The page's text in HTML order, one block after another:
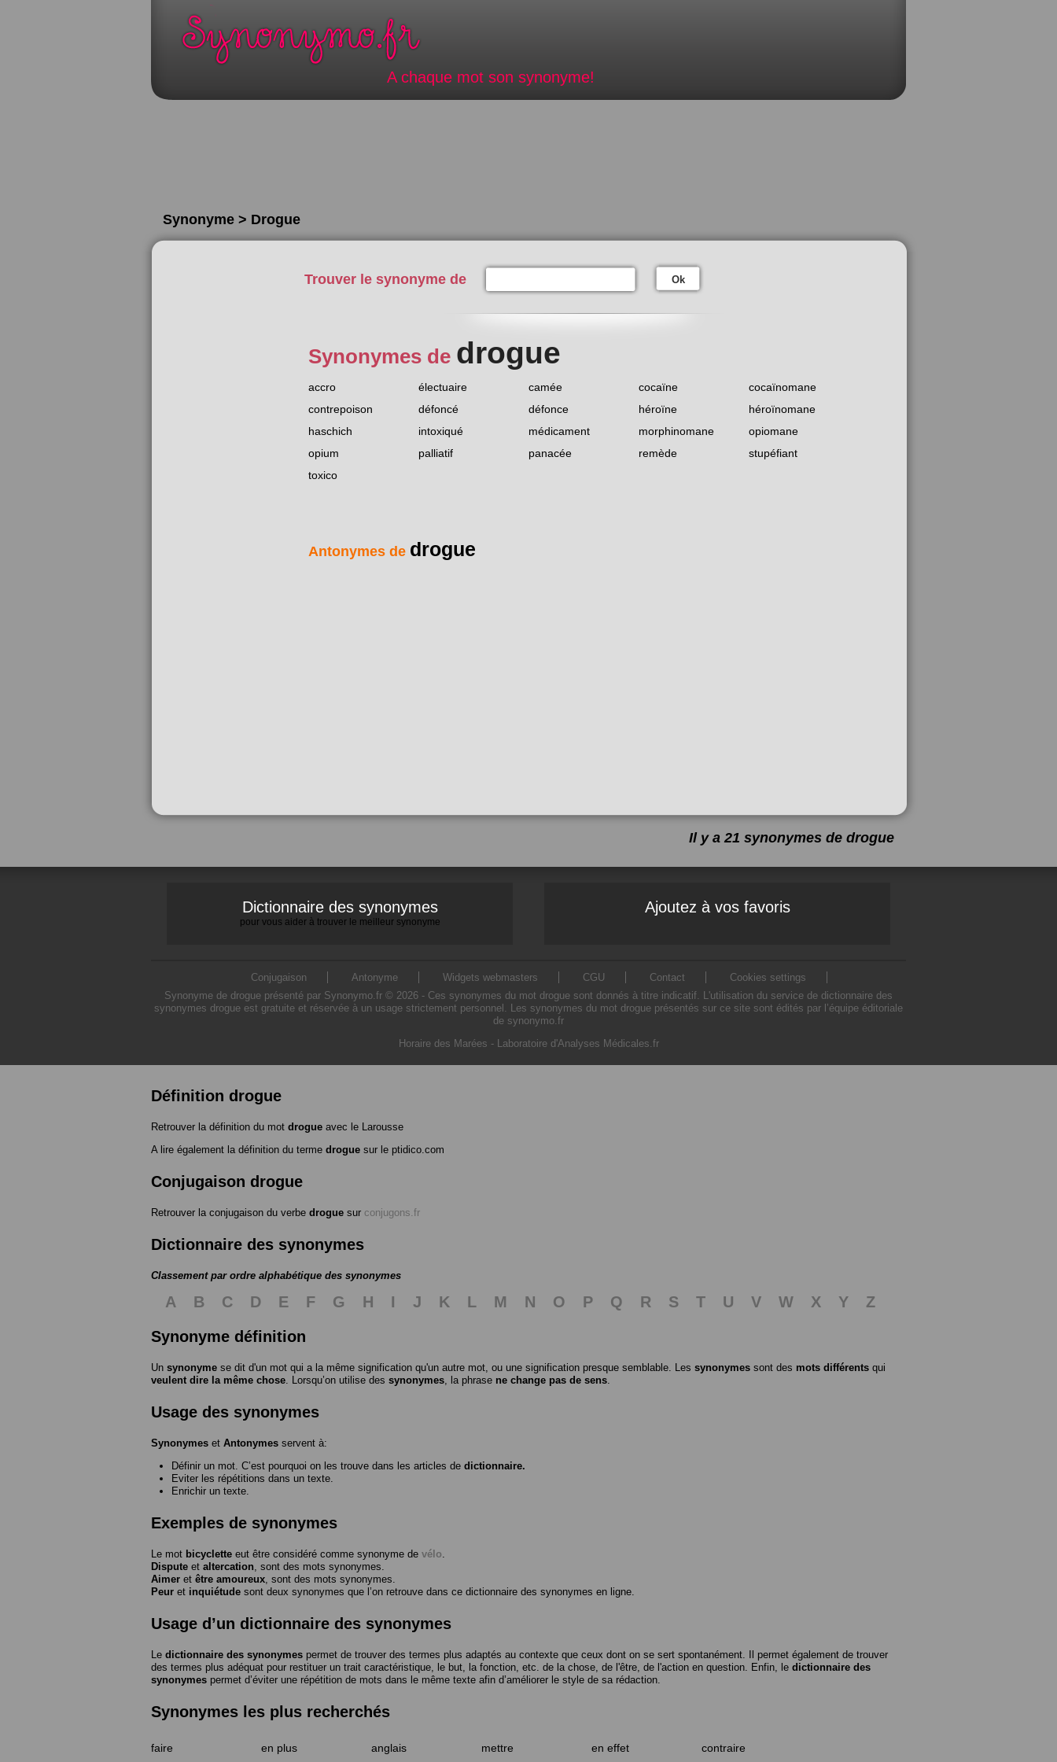
A chaque mot son synonyme!
Synonyme > Drogue
Trouver le synonyme de Ok
Synonymes de drogue
accro électuaire camée cocaïne
cocaïnomane
contrepoison
défoncé défonce héroïne
héroïnomane
haschich
intoxiqué médicament morphinomane
opiomane
opium
palliatif panacée remède
stupéfiant
toxico
Antonymes de drogue
Il y a 21 synonymes de drogue
Dictionnaire des synonymes
pour vous aider à trouver le meilleur synonyme
Ajoutez à vos favoris
Conjugaison Antonyme Widgets webmasters CGU Contact
Cookies settings
Synonyme de drogue présenté par Synonymo.fr © 2026 - Ces synonymes du mot drogue sont donnés à titre indicatif. L'utilisation du service de dictionnaire des
synonymes drogue est gratuite et réservée à un usage strictement personnel. Les synonymes du mot drogue présentés sur ce site sont édités par l’équipe éditoriale
de synonymo.fr
Horaire des Marées - Laboratoire d'Analyses Médicales.fr
Définition drogue
Retrouver la définition du mot drogue avec le Larousse
A lire également la définition du terme drogue sur le ptidico.com
Conjugaison drogue
Retrouver la conjugaison du verbe drogue sur conjugons.fr
Dictionnaire des synonymes
Classement par ordre alphabétique des synonymes
A B C D E F G H I J K L M N O P Q R S T U V W X Y
Z
Synonyme définition
Un synonyme se dit d'un mot qui a la même signification qu'un autre mot, ou une signification presque semblable. Les synonymes sont des mots différents qui
veulent dire la même chose . Lorsqu’on utilise des synonymes , la phrase ne change pas de sens
Usage des synonymes
Synonymes et Antonymes servent à:
Définir un mot. C’est pourquoi on les trouve dans les articles de dictionnaire.
Eviter les répétitions dans un texte.
Enrichir un texte.
Exemples de synonymes
Le mot bicyclette eut être considéré comme synonyme de vélo
Dispute et altercation , sont des mots synonymes.
Aimer et être amoureux , sont des mots synonymes.
Peur et inquiétude sont deux synonymes que l’on retrouve dans ce dictionnaire des synonymes en ligne.
Usage d’un dictionnaire des synonymes
Le dictionnaire des synonymes permet de trouver des termes plus adaptés au contexte que ceux dont on se sert spontanément. Il permet également de trouver
des termes plus adéquat pour restituer un trait caractéristique, le but, la fonction, etc. de la chose, de l'être, de l'action en question. Enfin, le dictionnaire des
synonymes permet d’éviter une répétition de mots dans le même texte afin d’améliorer le style de sa rédaction.
Synonymes les plus recherchés
faire en plus anglais mettre en effet contraire